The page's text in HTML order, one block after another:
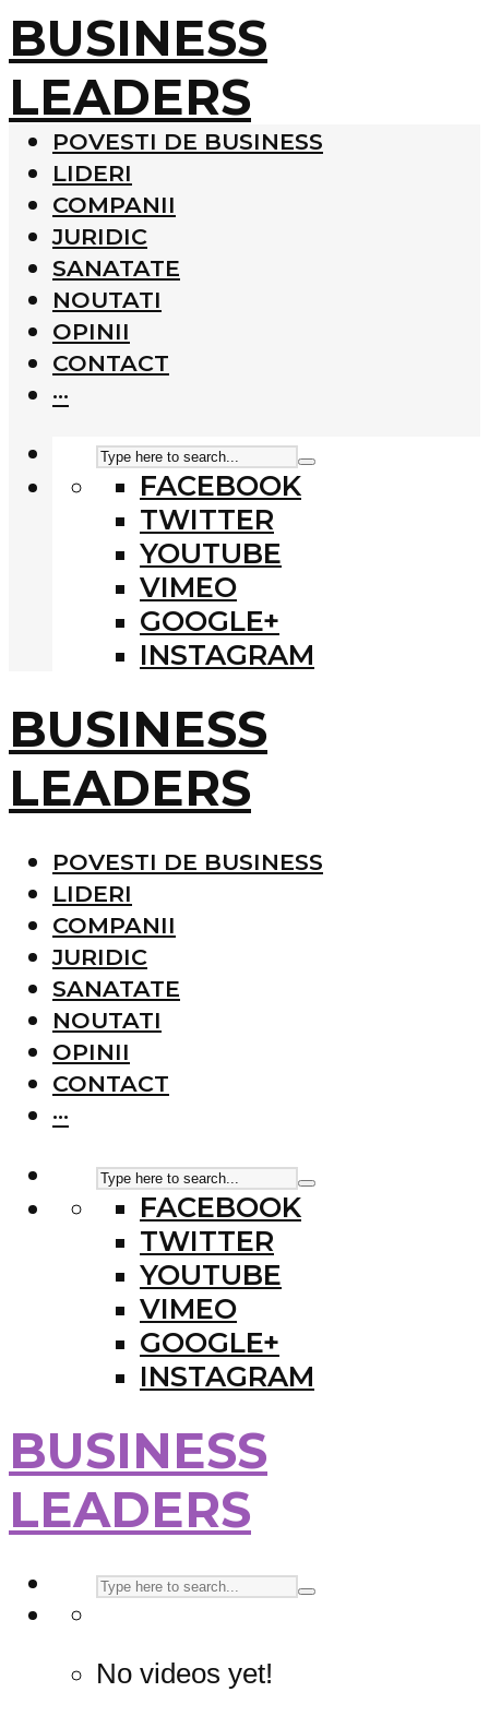
BUSINESS
LEADERS
POVESTI DE BUSINESS
LIDERI
COMPANII
JURIDIC
SANATATE
NOUTATI
OPINII
CONTACT
···
FACEBOOK
TWITTER
YOUTUBE
VIMEO
GOOGLE+
INSTAGRAM
BUSINESS
LEADERS
POVESTI DE BUSINESS
LIDERI
COMPANII
JURIDIC
SANATATE
NOUTATI
OPINII
CONTACT
···
FACEBOOK
TWITTER
YOUTUBE
VIMEO
GOOGLE+
INSTAGRAM
BUSINESS
LEADERS
No videos yet!